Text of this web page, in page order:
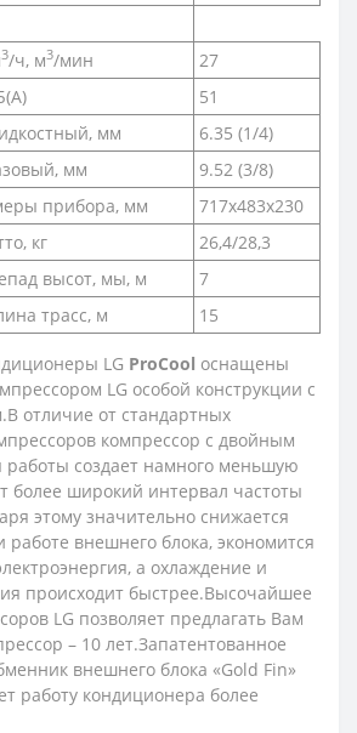
3/ч, м3/мин
27
51
мм
6.35 (1/4)
мм
9.52 (3/8)
прибора, мм
717х483х230
кг
26,4/28,3
высот, мы, м
7
трасс, м
15
LG ProCool оснащены
LG особой конструкции с
отличие от стандартных
компрессор с двойным
работы создает намного меньшую
более широкий интервал частоты
этому значительно снижается
внешнего блока, экономится
а охлаждение и
происходит быстрее.Высочайшее
LG позволяет предлагать Вам
– 10 лет.Запатентованное
внешнего блока «Gold Fin»
работу кондиционера более